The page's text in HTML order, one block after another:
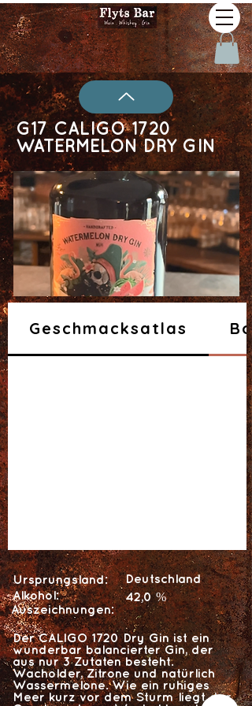
G17 CALIGO 1720
WATERMELON DRY GIN
Geschmacksatlas
Ursprungsland:
Deutschland
Alkohol:
42,0 %
Auszeichnungen:
Der CALIGO 1720 Dry Gin ist ein
wunderbar balancierter Gin, der
aus nur 3 Zutaten besteht.
Wacholder, Zitrone und natürlich
Wassermelone. Wie ein ruhiges
Meer kurz vor dem Sturm liegt der